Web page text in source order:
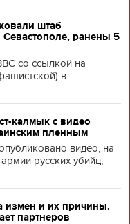
штаб
ранены 5
со ссылкой на
в
калмык с видео
пленным
видео, на
русских убийц,
измен и их причины.
партнеров